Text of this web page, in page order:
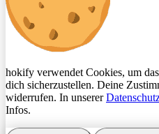
hokify verwendet Cookies, um
dich sicherzustellen. Deine
widerrufen. In unserer
Infos.